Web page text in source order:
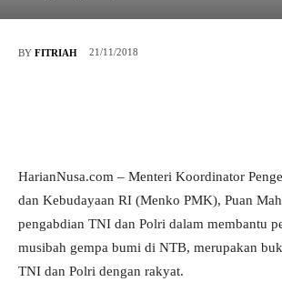
BY FITRIAH 21/11/2018
HarianNusa.com – Menteri Koordinator
dan Kebudayaan RI (Menko PMK), Puan
pengabdian TNI dan Polri dalam membantu
musibah gempa bumi di NTB, merupakan
TNI dan Polri dengan rakyat.